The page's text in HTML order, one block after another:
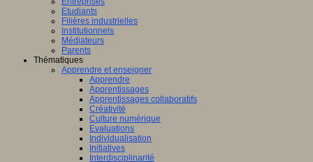
Etudiants
Filières industrielles
Institutionnels
Médiateurs
Parents
Thématiques
Apprendre et enseigner
Apprendre
Apprentissages
Apprentissages collaboratifs
Créativité
Culture numérique
Evaluations
Individualisation
Initiatives
Interdisciplinarité